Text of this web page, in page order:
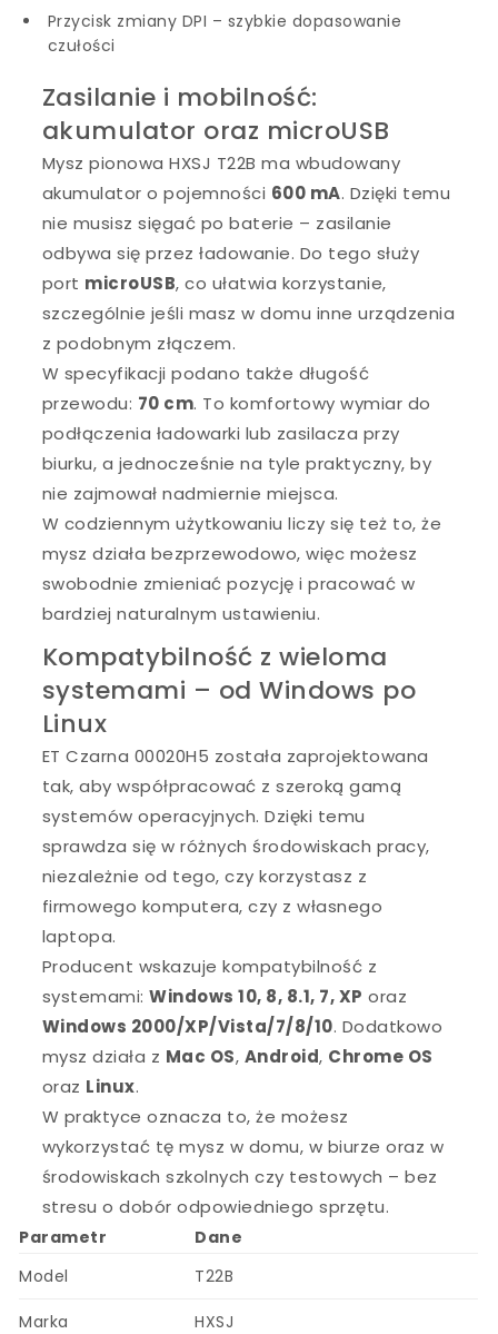
Przycisk zmiany DPI – szybkie dopasowanie
czułości
Zasilanie i mobilność:
akumulator oraz microUSB
Mysz pionowa HXSJ T22B ma wbudowany
akumulator o pojemności 600 mA. Dzięki temu
nie musisz sięgać po baterie – zasilanie
odbywa się przez ładowanie. Do tego służy
port microUSB, co ułatwia korzystanie,
szczególnie jeśli masz w domu inne urządzenia
z podobnym złączem.
W specyfikacji podano także długość
przewodu: 70 cm. To komfortowy wymiar do
podłączenia ładowarki lub zasilacza przy
biurku, a jednocześnie na tyle praktyczny, by
nie zajmował nadmiernie miejsca.
W codziennym użytkowaniu liczy się też to, że
mysz działa bezprzewodowo, więc możesz
swobodnie zmieniać pozycję i pracować w
bardziej naturalnym ustawieniu.
Kompatybilność z wieloma
systemami – od Windows po
Linux
ET Czarna 00020H5 została zaprojektowana
tak, aby współpracować z szeroką gamą
systemów operacyjnych. Dzięki temu
sprawdza się w różnych środowiskach pracy,
niezależnie od tego, czy korzystasz z
firmowego komputera, czy z własnego
laptopa.
Producent wskazuje kompatybilność z
systemami:Windows 10, 8, 8.1, 7, XP oraz
Windows 2000/XP/Vista/7/8/10. Dodatkowo
mysz działa z Mac OS, Android, Chrome OS
oraz Linux.
W praktyce oznacza to, że możesz
wykorzystać tę mysz w domu, w biurze oraz w
środowiskach szkolnych czy testowych – bez
stresu o dobór odpowiedniego sprzętu.
Parametr
Dane
Model
T22B
Marka HXSJ